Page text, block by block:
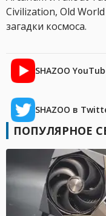
Civilization, Old
загадки космоса.
SHAZOO
SHAZOO в
ПОПУЛЯРНОЕ